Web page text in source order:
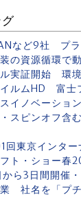
など9社 プラ
の資源循環で
実証開始 環
ルムHD 富士
イノベーショ
スピンオフ含
回東京インタ
ト・ショー春
ら3日間開催
社名を「プ